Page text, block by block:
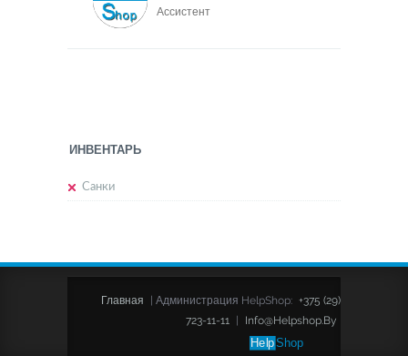
Ассистент
ИНВЕНТАРЬ
Санки
Главная | Администрация HelpShop: +375 (29)
723-11-11
| Info@helpshop.by